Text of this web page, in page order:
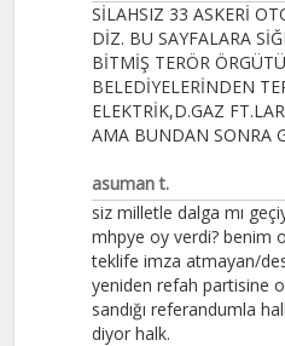
SİLAHSIZ 33 ASKERİ
DİZ. BU SAYFALARA
BİTMİŞ TERÖR
BELEDİYELERİNDEN
ELEKTRİK,D.GAZ
AMA BUNDAN SONRA
asuman t.
siz milletle dalga mı
mhpye oy verdi? benim
teklife imza atmayan/
yeniden refah partisine
sandığı referandumla
diyor halk.